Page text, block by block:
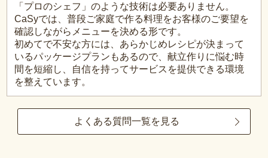
「プロのシェフ」のような技術は必要ありません。
CaSyでは、普段ご家庭で作る料理をお客様のご要望を
確認しながらメニューを決める形です。
初めてで不安な方には、あらかじめレシピが決まって
いるパッケージプランもあるので、献立作りに悩む時
間を短縮し、自信を持ってサービスを提供できる環境
を整えています。
よくある質問一覧を見る